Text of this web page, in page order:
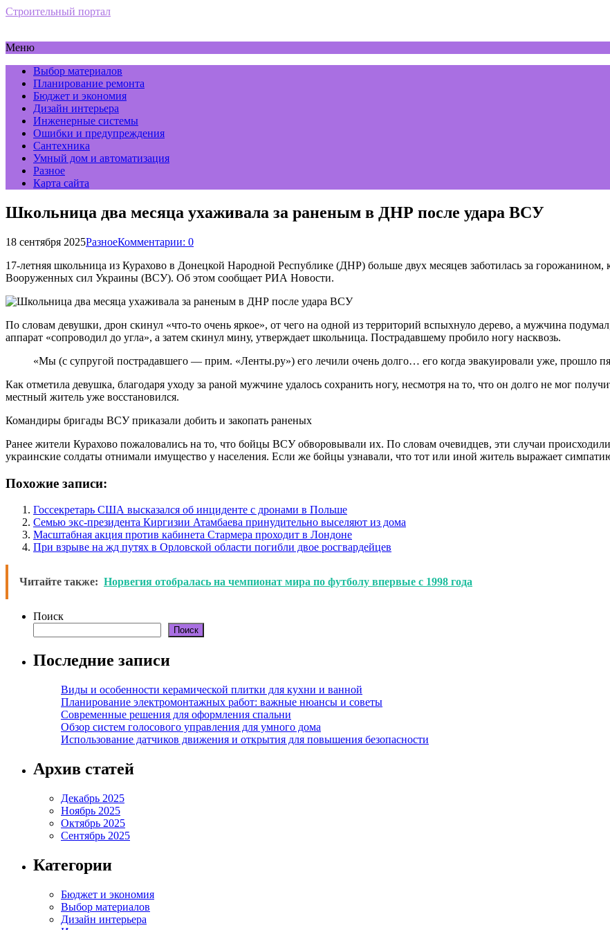
Строительный портал
Меню
Выбор материалов
Планирование ремонта
Бюджет и экономия
Дизайн интерьера
Инженерные системы
Ошибки и предупреждения
Сантехника
Умный дом и автоматизация
Разное
Карта сайта
Школьница два месяца ухаживала за раненым в ДНР после удара ВСУ
18 сентября 2025РазноеКомментарии: 0
17-летняя школьница из Курахово в Донецкой Народной Республике (ДНР) больше двух месяцев заботилась за горожанином,
Вооруженных сил Украины (ВСУ). Об этом сообщает РИА Новости.
По словам девушки, дрон скинул «что-то очень яркое», от чего на одной из территорий вспыхнуло дерево, а мужчина
аппарат «сопроводил до угла», а затем скинул мину, утверждает школьница. Пострадавшему пробило ногу насквозь.
«Мы (с супругой пострадавшего — прим. «Ленты.ру») его лечили очень долго… его когда эвакуировали уже, прошло
Как отметила девушка, благодаря уходу за раной мужчине удалось сохранить ногу, несмотря на то, что он долго не мог
местный житель уже восстановился.
Командиры бригады ВСУ приказали добить и закопать раненых
Ранее жители Курахово пожаловались на то, что бойцы ВСУ обворовывали их. По словам очевидцев, эти случаи
украинские солдаты отнимали имущество у населения. Если же бойцы узнавали, что тот или иной житель выражает
Похожие записи:
Госсекретарь США высказался об инциденте с дронами в Польше
Семью экс-президента Киргизии Атамбаева принудительно выселяют из дома
Масштабная акция против кабинета Стармера проходит в Лондоне
При взрыве на жд путях в Орловской области погибли двое росгвардейцев
Читайте также: Норвегия отобралась на чемпионат мира по футболу впервые с 1998 года
Поиск
Поиск
Последние записи
Виды и особенности керамической плитки для кухни и ванной
Планирование электромонтажных работ: важные нюансы и советы
Современные решения для оформления спальни
Обзор систем голосового управления для умного дома
Использование датчиков движения и открытия для повышения безопасности
Архив статей
Декабрь 2025
Ноябрь 2025
Октябрь 2025
Сентябрь 2025
Категории
Бюджет и экономия
Выбор материалов
Дизайн интерьера